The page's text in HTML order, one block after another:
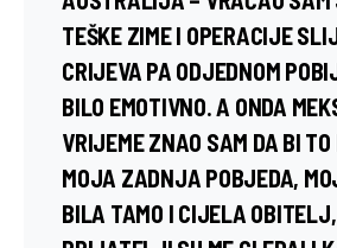
TEŠKE ZIME I OPERACIJE
CRIJEVA PA ODJEDNOM
BILO EMOTIVNO. A ONDA
VRIJEME ZNAO SAM DA BI
MOJA ZADNJA POBJEDA,
BILA TAMO I CIJELA